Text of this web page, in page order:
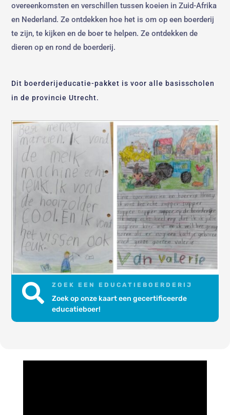
overeenkomsten en verschillen tussen koeien in Zuid-Afrika
en Nederland. Ze ontdekken hoe het is om op een boerderij
te zijn, te kijken en de boer te helpen. Ze ontdekken de
dieren op en rond de boerderij.
Dit boerderijeducatie-pakket is voor alle basisscholen
in de provincie Utrecht.
 ZOEK EEN EDUCATIEBOERDERIJ
Zoek op onze kaart een gecertificeerde
educatieboer!